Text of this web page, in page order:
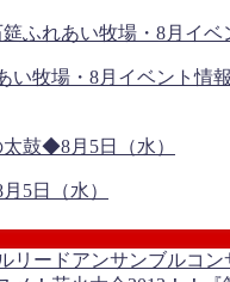
い牧場・8月イベント情報
5日（水）
ルリードアンサンブルコ